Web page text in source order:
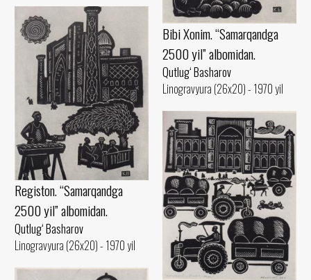
Bibi Xonim. “Samarqandga
2500 yil” albomidan.
Qutlug‘ Basharov
Linogravyura (26x20) - 1970 yil
Registon. “Samarqandga
2500 yil” albomidan.
Qutlug‘ Basharov
Linogravyura (26x20) - 1970 yil